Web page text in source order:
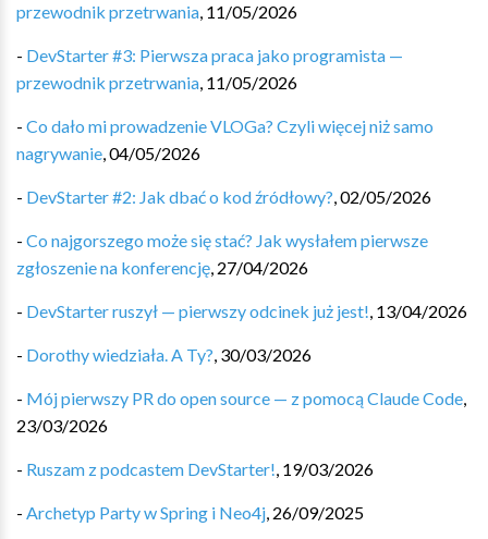
przewodnik przetrwania, 11/05/2026
- DevStarter #3: Pierwsza praca jako programista —
przewodnik przetrwania, 11/05/2026
- Co dało mi prowadzenie VLOGa? Czyli więcej niż samo
nagrywanie,04/05/2026
- DevStarter #2: Jak dbać o kod źródłowy?,02/05/2026
- Co najgorszego może się stać? Jak wysłałem pierwsze
zgłoszenie na konferencję, 27/04/2026
- DevStarter ruszył — pierwszy odcinek już jest!, 13/04/2026
- Dorothy wiedziała. A Ty?, 30/03/2026
- Mój pierwszy PR do open source — z pomocą Claude Code,
23/03/2026
- Ruszam z podcastem DevStarter!, 19/03/2026
- Archetyp Party w Spring i Neo4j, 26/09/2025